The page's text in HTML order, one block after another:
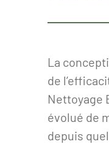
La
de
Nettoyage
évolué de
depuis